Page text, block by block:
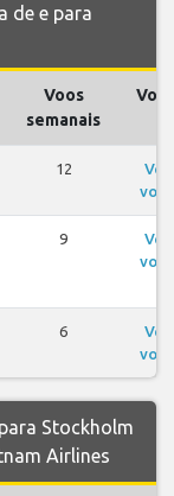
de e para
Voos
semanais
12
Ver
voos
9
Ver
voos
6
Ver
voos
Stockholm
Airlines